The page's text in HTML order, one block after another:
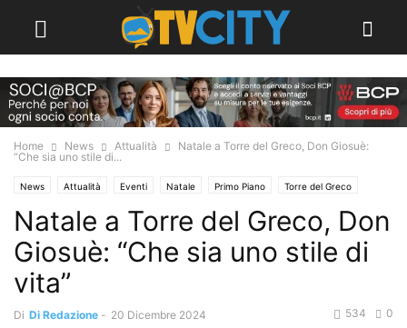
Home News Attualità
Natale a Torre del Greco, Don Giosuè:
“Che sia uno stile di...
News Attualità Eventi Natale Primo Piano Torre del Greco
Natale a Torre del Greco, Don
Giosuè: “Che sia uno stile di
vita”
Di Di Redazione - 20 Dicembre 2024 0
534